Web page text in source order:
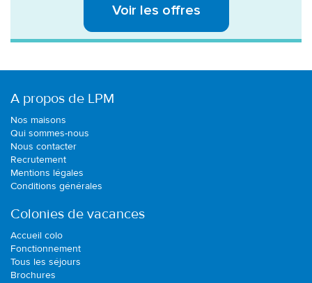
Voir les offres
A propos de LPM
Nos maisons
Qui sommes-nous
Nous contacter
Recrutement
Mentions légales
Conditions générales
Colonies de vacances
Accueil colo
Fonctionnement
Tous les séjours
Brochures